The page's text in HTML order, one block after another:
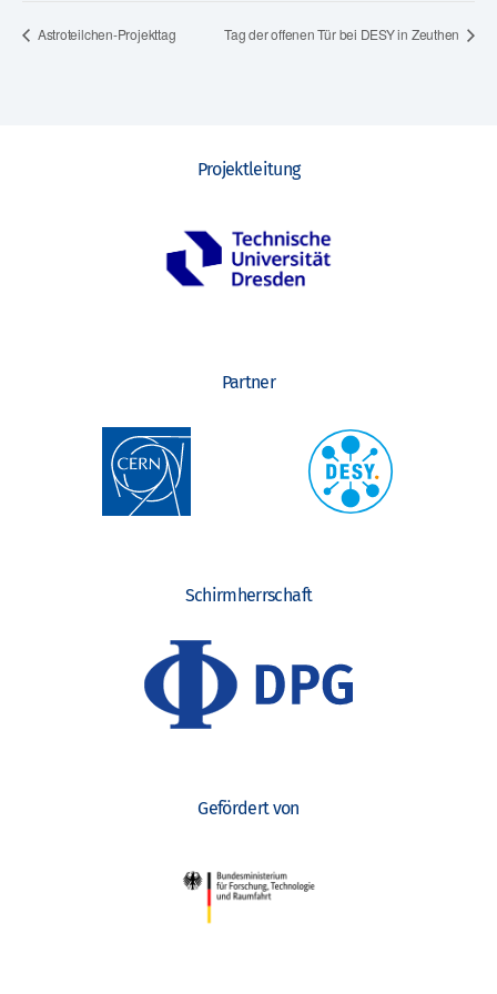
Astroteilchen-Projekttag Tag der offenen Tür bei DESY in Zeuthen
Projektleitung
Partner
Schirmherrschaft
Gefördert von